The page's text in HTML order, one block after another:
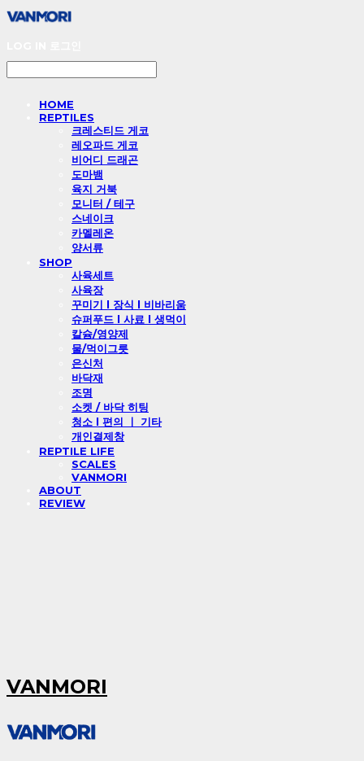
HOME
REPTILES
크레스티드 게코
레오파드 게코
비어디 드래곤
도마뱀
육지 거북
모니터 / 테구
스네이크
카멜레온
양서류
SHOP
사육세트
사육장
꾸미기 l 장식 l 비바리움
슈퍼푸드 l 사료 l 생먹이
칼슘/영양제
물/먹이그릇
은신처
바닥재
조명
소켓 / 바닥 히팅
청소 l 편의 ㅣ 기타
개인결제창
REPTILE LIFE
SCALES
VANMORI
ABOUT
REVIEW
VANMORI